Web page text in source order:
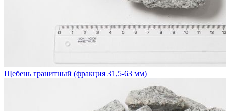
Щебень гранитный (фракция 31,5-63 мм)